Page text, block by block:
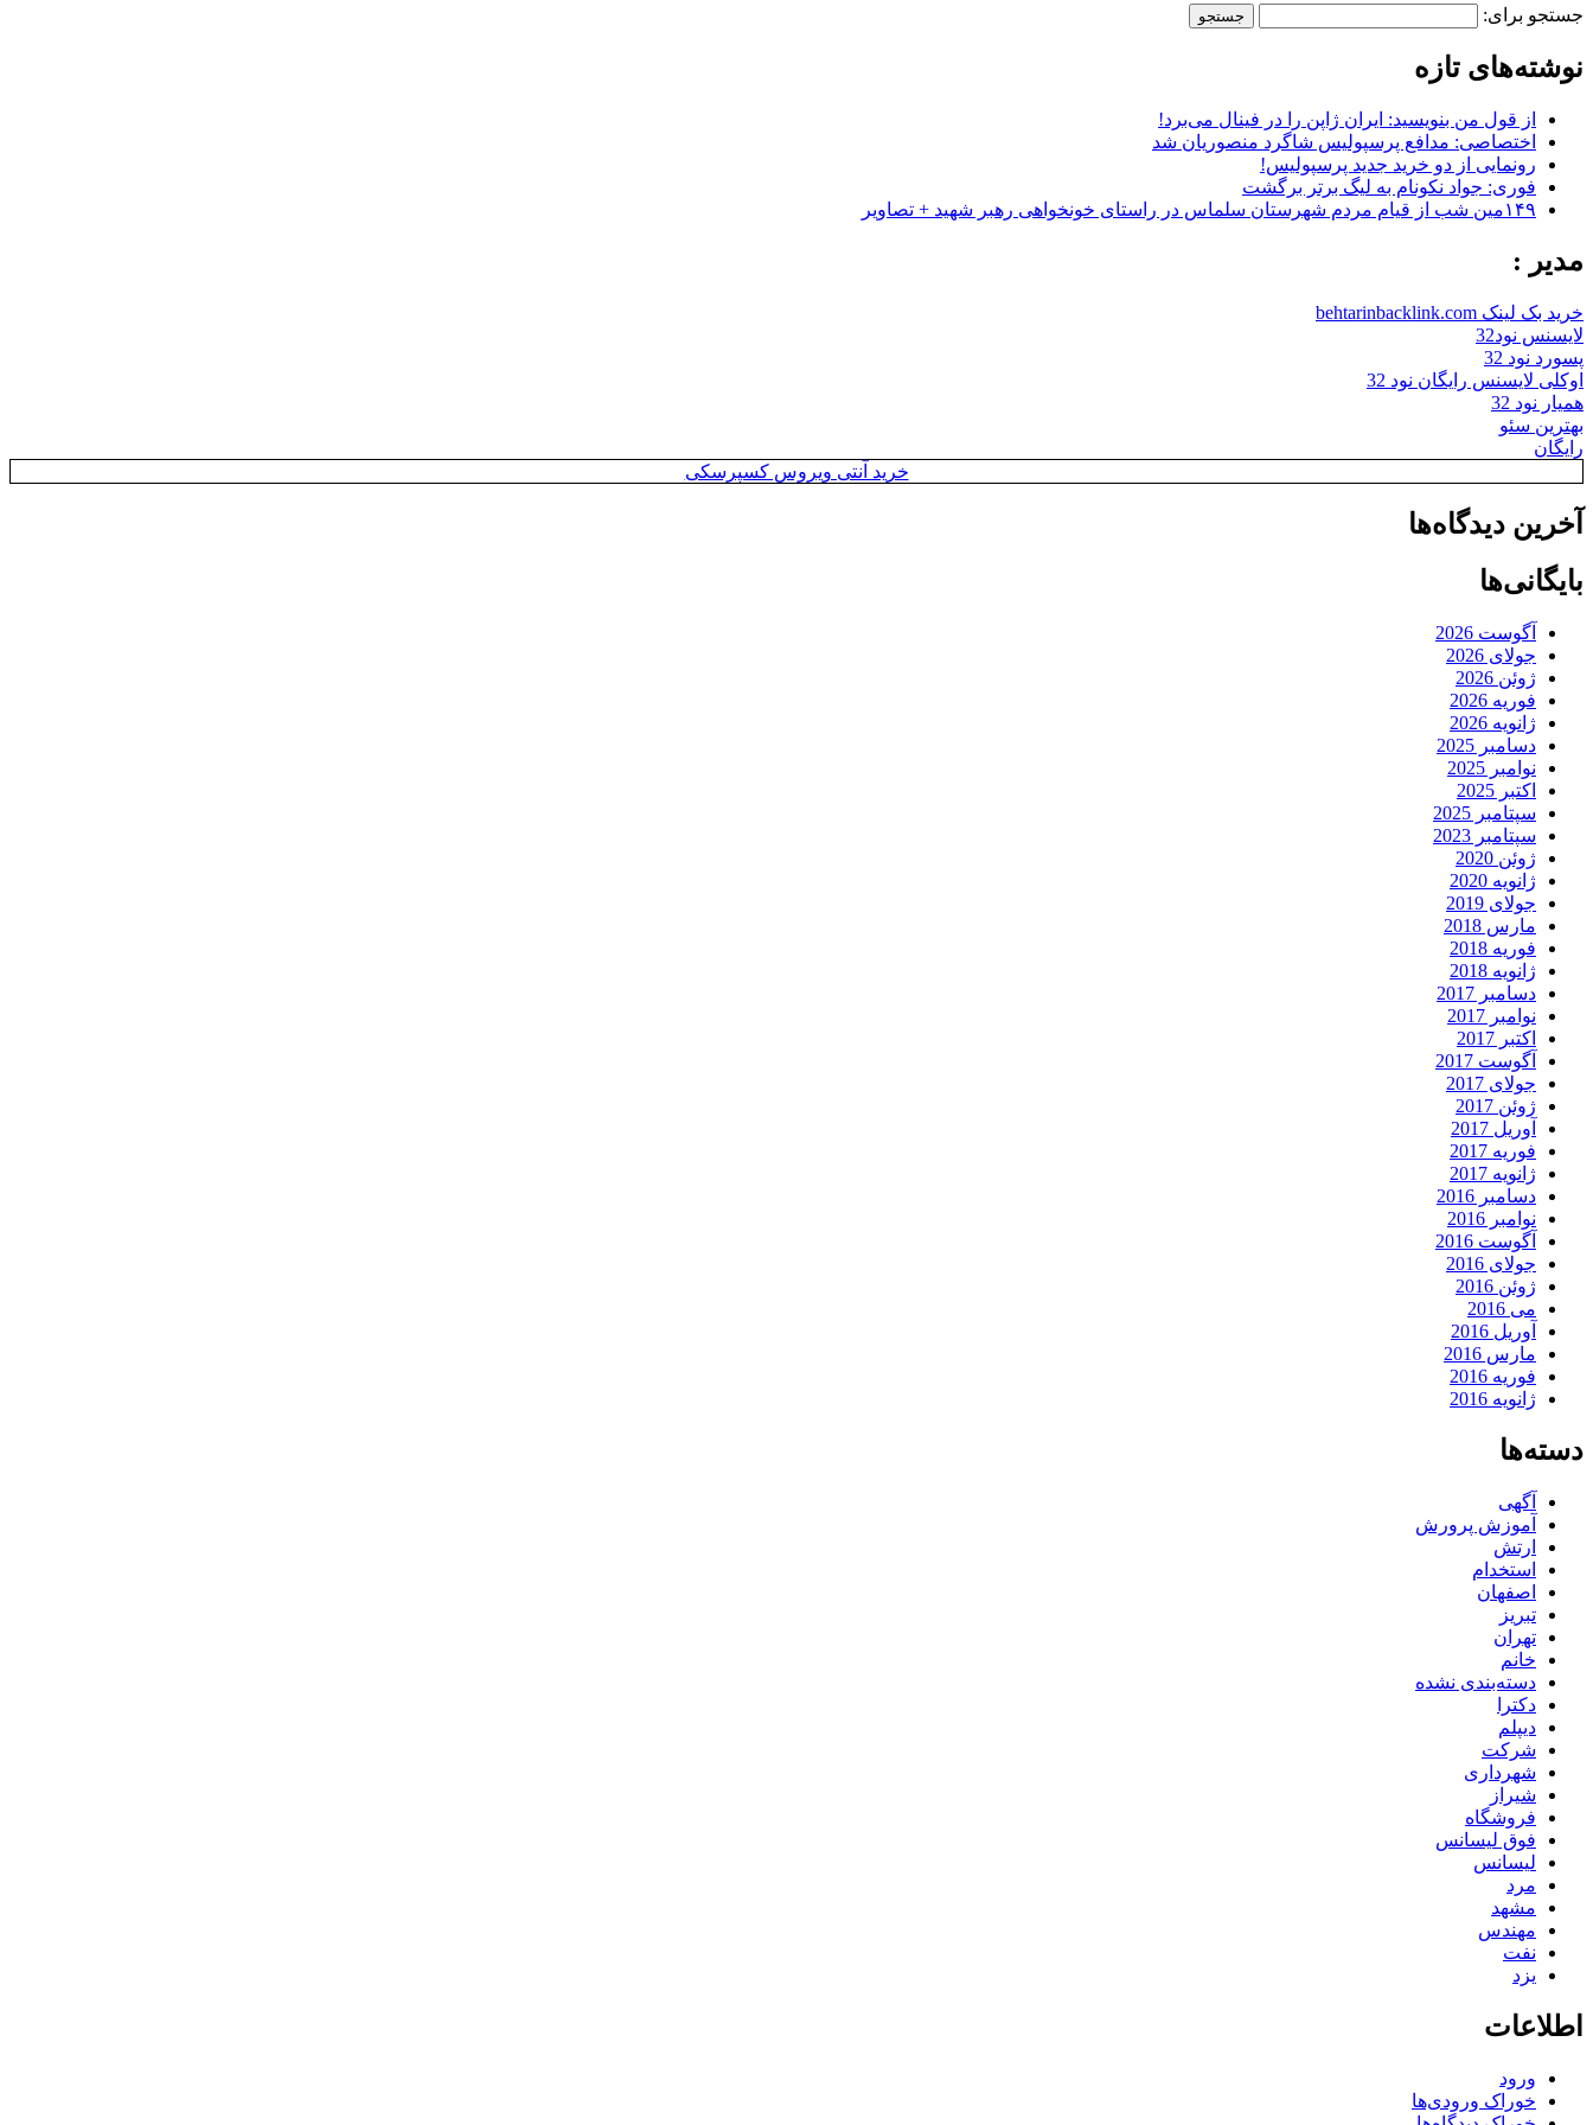
جستجو برای:
نوشته‌های تازه
از قول من بنویسید: ایران ژاپن را در فینال می‌برد!
اختصاصی: مدافع پرسپولیس شاگرد منصوریان شد
رونمایی از دو خرید جدید پرسپولیس!
فوری: جواد نکونام به لیگ برتر برگشت
۱۴۹مین شب از قیام مردم شهرستان سلماس در راستای خونخواهی رهبر شهید + تصاویر
مدیر :
خرید بک لینک behtarinbacklink.com
لایسنس نود32
پسورد نود 32
اوکلی لایسنس رایگان نود 32
همیار نود 32
بهترین سئو
رایگان
خرید آنتی ویروس کسپرسکی
آخرین دیدگاه‌ها
بایگانی‌ها
آگوست 2026
جولای 2026
ژوئن 2026
فوریه 2026
ژانویه 2026
دسامبر 2025
نوامبر 2025
اکتبر 2025
سپتامبر 2025
سپتامبر 2023
ژوئن 2020
ژانویه 2020
جولای 2019
مارس 2018
فوریه 2018
ژانویه 2018
دسامبر 2017
نوامبر 2017
اکتبر 2017
آگوست 2017
جولای 2017
ژوئن 2017
آوریل 2017
فوریه 2017
ژانویه 2017
دسامبر 2016
نوامبر 2016
آگوست 2016
جولای 2016
ژوئن 2016
می 2016
آوریل 2016
مارس 2016
فوریه 2016
ژانویه 2016
دسته‌ها
آگهی
آموزش پرورش
ارتش
استخدام
اصفهان
تبریز
تهران
خانم
دسته‌بندی نشده
دکترا
دیپلم
شرکت
شهرداری
شیراز
فروشگاه
فوق لیسانس
لیسانس
مرد
مشهد
مهندس
نفت
یزد
اطلاعات
ورود
خوراک ورودی‌ها